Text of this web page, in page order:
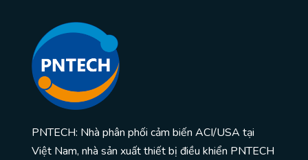
PNTECH: Nhà phân phối cảm biến ACI/USA tại
Việt Nam, nhà sản xuất thiết bị điều khiển PNTECH